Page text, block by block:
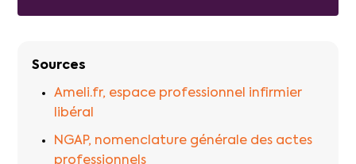
Sources
Ameli.fr, espace professionnel infirmier
libéral
NGAP, nomenclature générale des actes
professionnels